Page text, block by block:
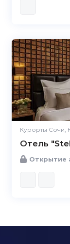
Курорты Сочи,
Отель
Открытие